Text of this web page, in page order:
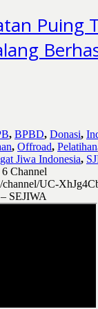
Puing
, BPBD, Donasi,
, Offroad, Pelatihan
Jiwa Indonesia,
Channel
channel/UC-
SEJIWA